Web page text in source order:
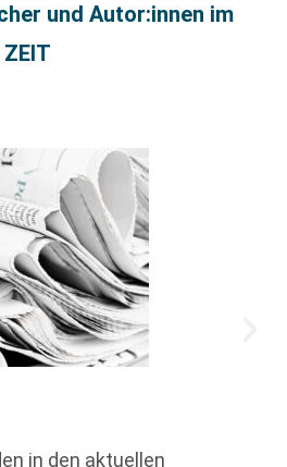
und Autor:innen im
in den aktuellen